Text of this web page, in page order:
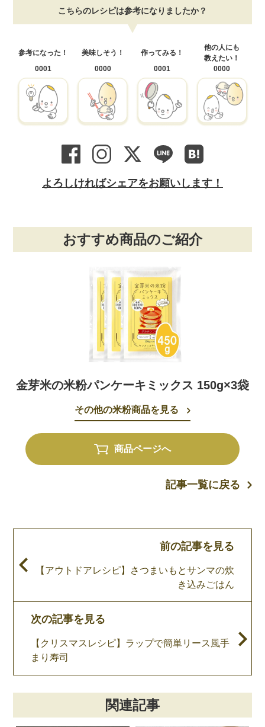
こちらのレシピは参考になりましたか？
参考になった！
0001
美味しそう！
0000
作ってみる！
0001
他の人にも
教えたい！
0000
よろしければシェアをお願いします！
おすすめ商品のご紹介
金芽米の米粉パンケーキミックス 150g×3袋
その他の米粉商品を見る
商品ページへ
記事一覧に戻る
前の記事を見る
【アウトドアレシピ】さつまいもとサンマの炊
き込みごはん
次の記事を見る
【クリスマスレシピ】ラップで簡単リース風手
まり寿司
関連記事